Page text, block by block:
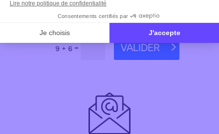
9 + 6 = VALIDER